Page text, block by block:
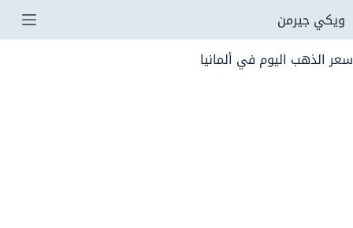
التجاوز
إلى
المحتوى
ويكي جيرمن
سعر الذهب اليوم في ألمانيا